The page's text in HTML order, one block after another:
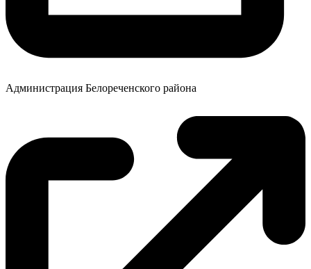
Администрация Белореченского района